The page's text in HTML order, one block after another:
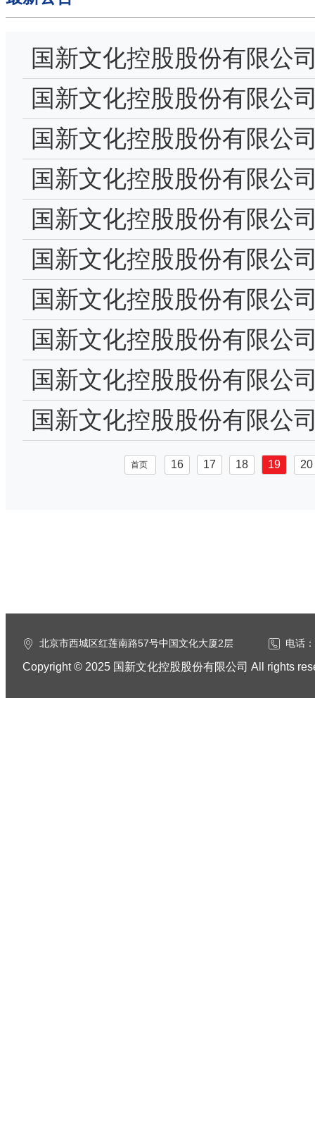
国新文化控股股份有限公
2024年第一季度业绩说明
国新文化控股股份有限公
配预案的公告
国新文化控股股份有限公
十四次会议决议公告
国新文化控股股份有限公
联交易执行情况及2024年
国新文化控股股份有限公
职报告-黄生
国新文化控股股份有限公
其他关联资金往来情况汇
国新文化控股股份有限公
国新文化控股股份有限公
职报告-江伟
国新文化控股股份有限公
报告
国新文化控股股份有限公
职报告-许大志
首页 16 17 18 19 20
北京市西城区红莲南路57号中国文化大厦2层 电话
Copyright © 2025 国新文化控股股份有限公司 All rights